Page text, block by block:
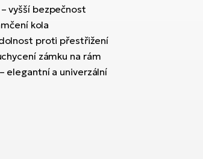
– vyšší bezpečnost
kola
proti přestřižení
zámku na rám
elegantní a univerzální